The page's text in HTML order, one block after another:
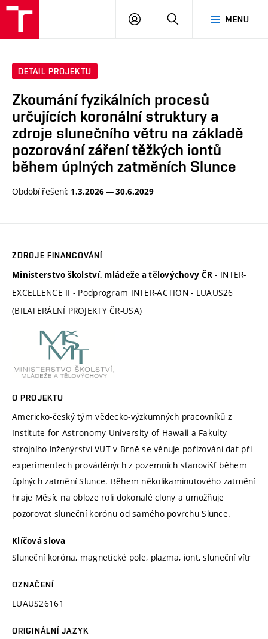
MENU
PŘIHLÁSIT
DETAIL PROJEKTU
Zkoumání fyzikálních procesů
určujících koronální struktury a
zdroje slunečního větru na základě
pozorování záření těžkých iontů
během úplných zatměních Slunce
Období řešení: 1.3.2026 — 30.6.2029
ZDROJE FINANCOVÁNÍ
Ministerstvo školství, mládeže a tělovýchovy ČR - INTER-
EXCELLENCE II - Podprogram INTER-ACTION - LUAUS26
(BILATERÁLNÍ PROJEKTY ČR-USA)
O PROJEKTU
Americko-český tým vědecko-výzkumných pracovníků z
Institute for Astronomy University of Hawaii a Fakulty
strojního inženýrství VUT v Brně se věnuje pořizování dat při
experimentech prováděných z pozemních stanovišť během
úplných zatmění Slunce. Během několikaminutového zatmění
hraje Měsíc na obloze roli dokonalé clony a umožňuje
pozorovat sluneční korónu od samého povrchu Slunce.
Klíčová slova
Sluneční koróna, magnetické pole, plazma, iont, sluneční vítr
OZNAČENÍ
LUAUS26161
ORIGINÁLNÍ JAZYK